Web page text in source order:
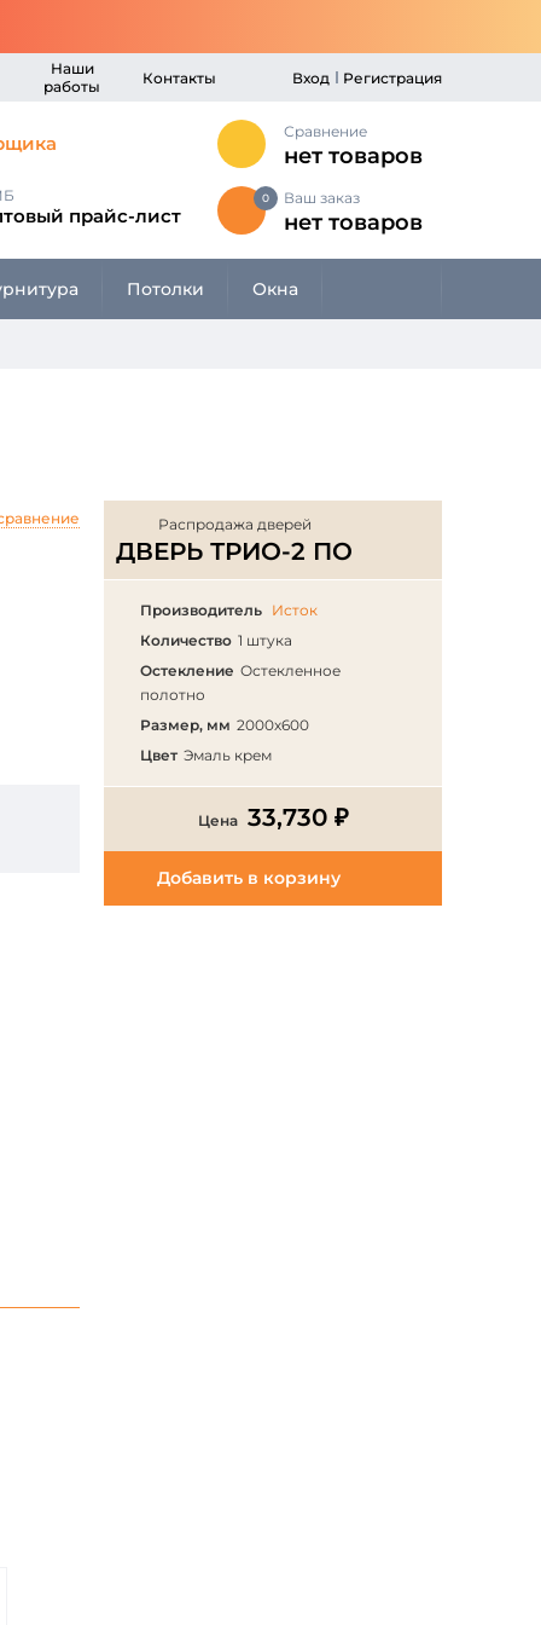
Наши
работы
Контакты Вход Регистрация
Сравнение
нет товаров
прайс-лист
0 Ваш заказ
нет товаров
Потолки Окна
Распродажа дверей
ДВЕРЬ ТРИО-2 ПО
Производитель Исток
Количество 1 штука
Остекление Остекленное
полотно
Размер, мм 2000х600
Цвет Эмаль крем
Цена 33,730 ₽
Добавить в корзину